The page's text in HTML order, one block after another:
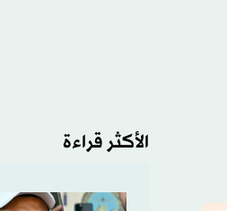
الأكثر قراءة